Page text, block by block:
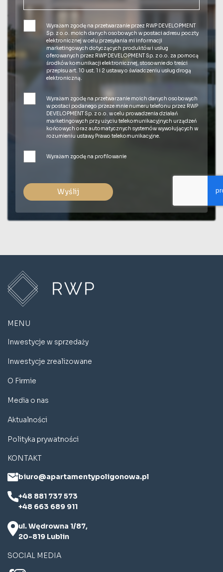
Wyrażam zgodę na przetwarzanie przez RWP DEVELOPMENT
Sp. z o.o. moich danych osobowych w postaci adresu poczty
elektronicznej w celu przesyłania mi informacji
marketingowych dotyczących produktów i usług
oferowanych przez RWP DEVELOPMENT Sp. z o.o. za pomocą
środków komunikacji elektronicznej, stosownie do treści
przepisu art. 10 ust. 1 i 2 ustawy o świadczeniu usług drogą
elektroniczną.
Wyrażam zgodę na przetwarzanie moich danych osobowych
w postaci podanego przeze mnie numeru telefonu przez RWP
DEVELOPMENT Sp. z o.o. w celu prowadzenia działań
marketingowych przy użyciu telekomunikacyjnych urządzeń
końcowych oraz automatycznych systemów wywołujących w
rozumieniu ustawy Prawo telekomunikacyjne.
Wyrażam zgodę na profilowanie
Wyślij
MENU
Inwestycje w sprzedaży
Inwestycje zrealizowane
O Firmie
Media o nas
Aktualności
Polityka prywatności
KONTAKT
biuro@apartamentypoligonowa.pl
+48 881 737 573
+48 663 689 911
ul. Wędrowna 1/87,
20-819 Lublin
SOCIAL MEDIA